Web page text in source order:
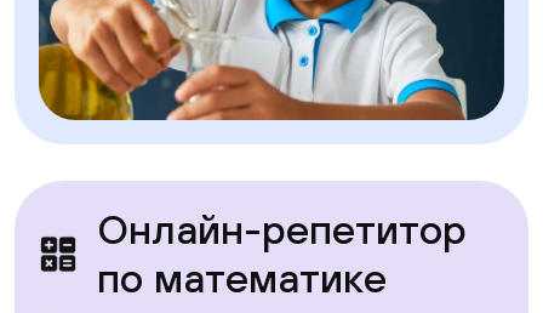
Онлайн-репетитор
по математике